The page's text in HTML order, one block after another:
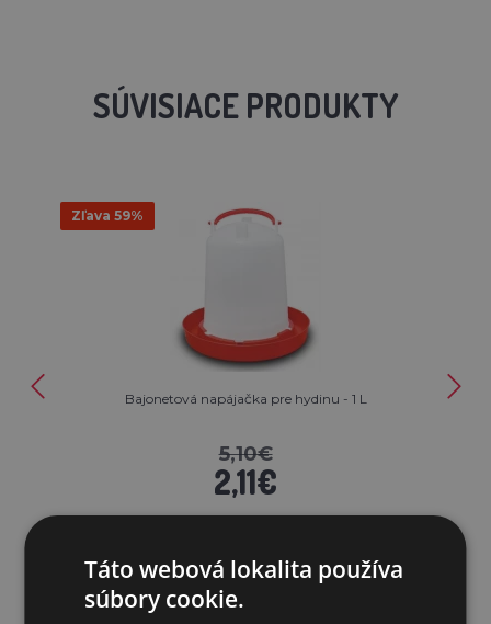
SÚVISIACE PRODUKTY
Zľava 59%
Bajonetová napájačka pre hydinu - 1 L
5,10€
2,11€
PRIDAŤ DO KOŠÍKA
Táto webová lokalita používa
súbory cookie.